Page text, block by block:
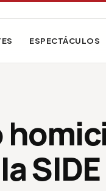
ESPECTÁCULOS
SIDE